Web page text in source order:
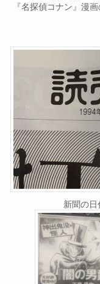
『名探偵コナン』漫
新聞の